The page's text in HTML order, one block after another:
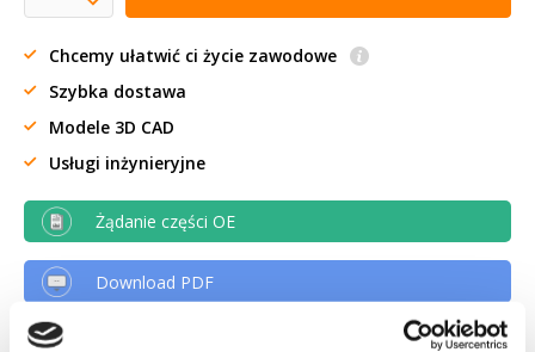
Chcemy ułatwić ci życie zawodowe
Szybka dostawa
Modele 3D CAD
Usługi inżynieryjne
Żądanie części OE
Download PDF